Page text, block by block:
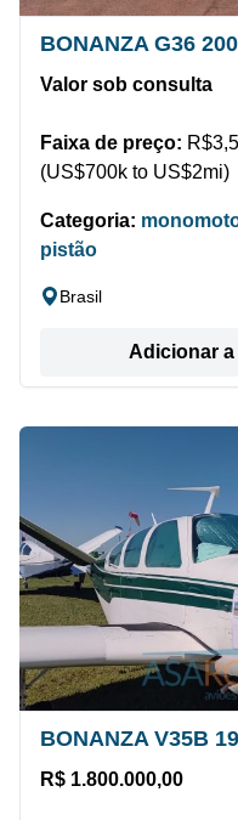
BONANZA G36
Valor sob consulta
Faixa de preço:
(US$700k to US$2mi)
Categoria:
pistão
Brasil
Adicionar
BONANZA V35B
R$ 1.800.000,00